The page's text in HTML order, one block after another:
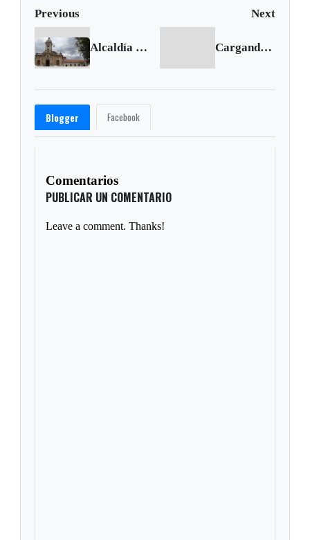
Previous Next
Alcaldía de Paipa ganó el Premio Nacional de Alta Gerencia 2014 Cargando siguiente...
Blogger Facebook
Comentarios
PUBLICAR UN COMENTARIO
Leave a comment. Thanks!